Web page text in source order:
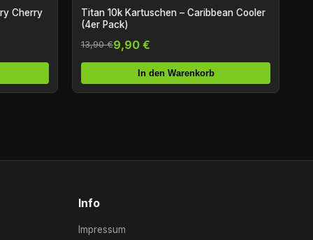
Cherry
Titan 10k Kartuschen – Caribbean Cooler
(4er Pack)
13,90 €9,90 €
In den Warenkorb
Info
Impressum